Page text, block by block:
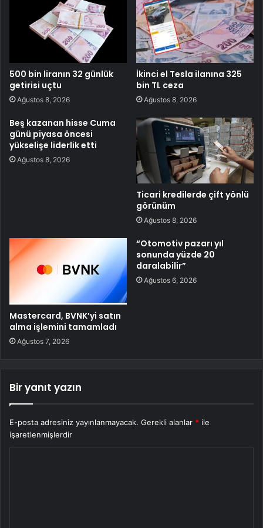
500 bin liranın 32 günlük
getirisi uçtu
Ağustos 8, 2026
İkinci el Tesla ilanına 325
bin TL ceza
Ağustos 8, 2026
Beş kazanan hisse Cuma
günü piyasa öncesi
yükselişe liderlik etti
Ağustos 8, 2026
Ticari kredilerde çift yönlü
görünüm
Ağustos 8, 2026
Mastercard, BVNK’yi satın
alma işlemini tamamladı
Ağustos 7, 2026
“Otomotiv pazarı yıl
sonunda yüzde 20
daralabilir”
Ağustos 6, 2026
Bir yanıt yazın
E-posta adresiniz yayınlanmayacak. Gerekli alanlar * ile
işaretlenmişlerdir